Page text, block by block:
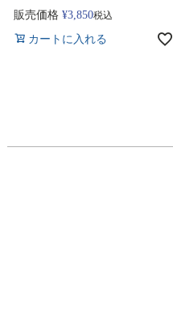
販売価格 ¥3,850税込
カートに入れる